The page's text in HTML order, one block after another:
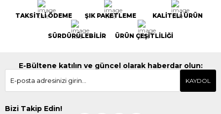
TAKSİTLİ ÖDEME ŞIK PAKETLEME KALİTELİ ÜRÜN
SÜRDÜRÜLEBİLİR ÜRÜN ÇEŞİTLİLİĞİ
E-Bültene katılın ve güncel olarak haberdar olun:
KAYDOL
Bizi Takip Edin!